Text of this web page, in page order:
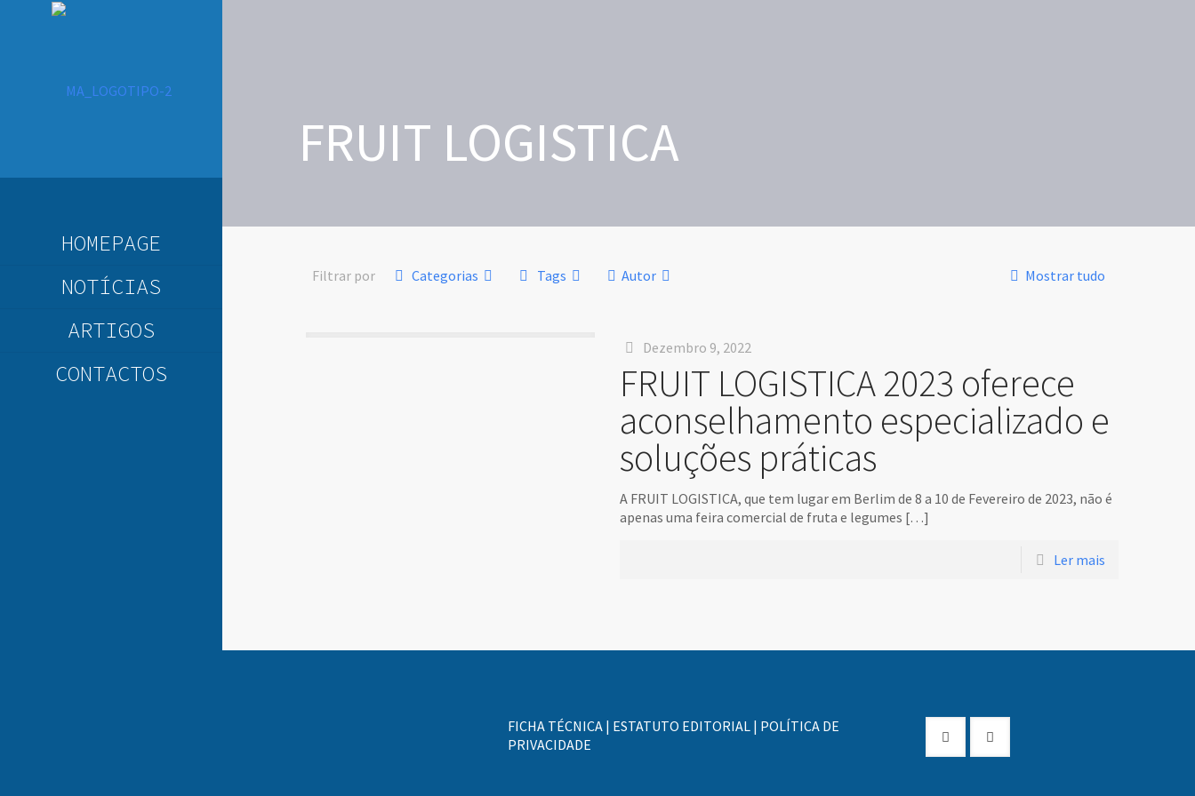
HOMEPAGE
NOTÍCIAS
ARTIGOS
CONTACTOS
FRUIT LOGISTICA
Filtrar por Categorias Tags Autor Mostrar tudo
Dezembro 9, 2022
FRUIT LOGISTICA 2023 oferece
aconselhamento especializado e
soluções práticas
A FRUIT LOGISTICA, que tem lugar em Berlim de 8 a 10 de Fevereiro de 2023, não é
apenas uma feira comercial de fruta e legumes […]
Ler mais
FICHA TÉCNICA | ESTATUTO EDITORIAL | POLÍTICA DE
PRIVACIDADE